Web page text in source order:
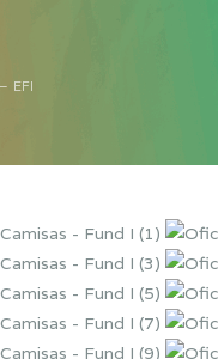
EFI